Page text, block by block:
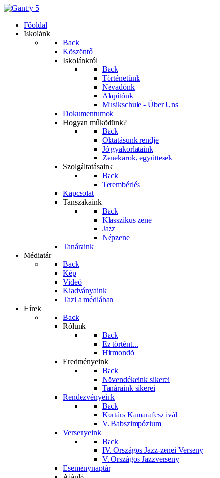
Főoldal
Iskolánk
Back
Köszöntő
Iskolánkról
Back
Történetünk
Névadónk
Alapítónk
Musikschule - Über Uns
Dokumentumok
Hogyan működünk?
Back
Oktatásunk rendje
Jó gyakorlataink
Zenekarok, együttesek
Szolgáltatásaink
Back
Terembérlés
Kapcsolat
Tanszakaink
Back
Klasszikus zene
Jazz
Népzene
Tanáraink
Médiatár
Back
Kép
Videó
Kiadványaink
Tazi a médiában
Hírek
Back
Rólunk
Back
Ez történt...
Hírmondó
Eredményeink
Back
Növendékeink sikerei
Tanáraink sikerei
Rendezvényeink
Back
Kortárs Kamarafesztivál
V. Babszimpózium
Versenyeink
Back
IV. Országos Jazz-zenei Verseny
V. Országos Jazzverseny
Eseménynaptár